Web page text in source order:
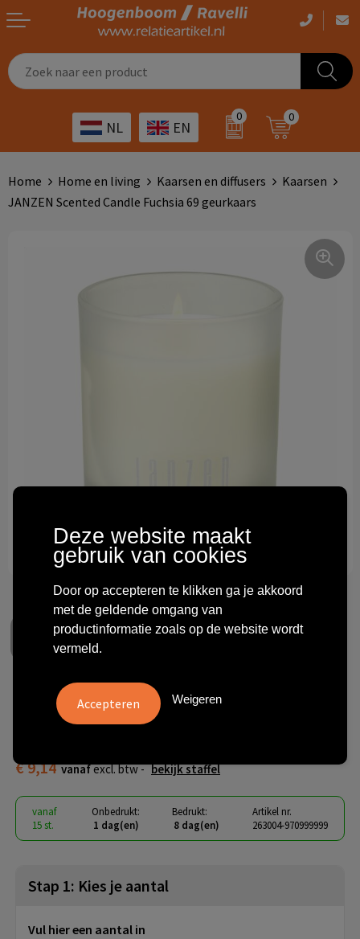
NL EN
0 0
Giveaways
Outdoor
Werkkleding
Sportkleding
Outdoor artikelen bedrukken
Giveaways bedrukken
Transport
Horeca
Kinderopvang
Home Home en living Kaarsen en diffusers
Kaarsen
JANZEN Scented Candle Fuchsia 69 geurkaars
JANZEN Scented Candle
€ 9,14 vanafexcl. btw - bekijk staffel
vanaf
15 st.
Onbedrukt:
1 dag(en)
Bedrukt:
8 dag(en)
Artikel nr.
263004-970999999
Stap 1: Kies je aantal
Vul hier een aantal in
Deze website maakt
gebruik van cookies
Door op accepteren te klikken ga je akkoord
met de geldende omgang van
productinformatie zoals op de website wordt
vermeld.
Weigeren